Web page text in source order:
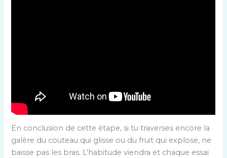
En conclusion de cette étape, si tu traverses encore la
galère du couteau qui glisse ou du fruit qui explose, ne
baisse pas les bras. L’habitude viendra et chaque essai